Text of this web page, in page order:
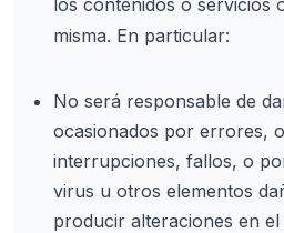
los contenidos o servicios
misma. En particular:
No será responsable de
ocasionados por errores,
interrupciones, fallos, o
virus u otros elementos
producir alteraciones en el